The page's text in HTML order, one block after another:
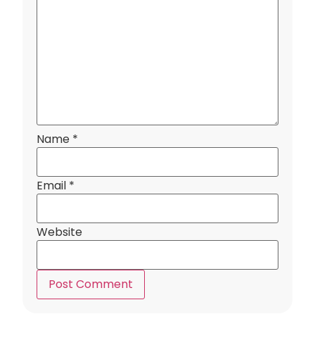
Name *
Email *
Website